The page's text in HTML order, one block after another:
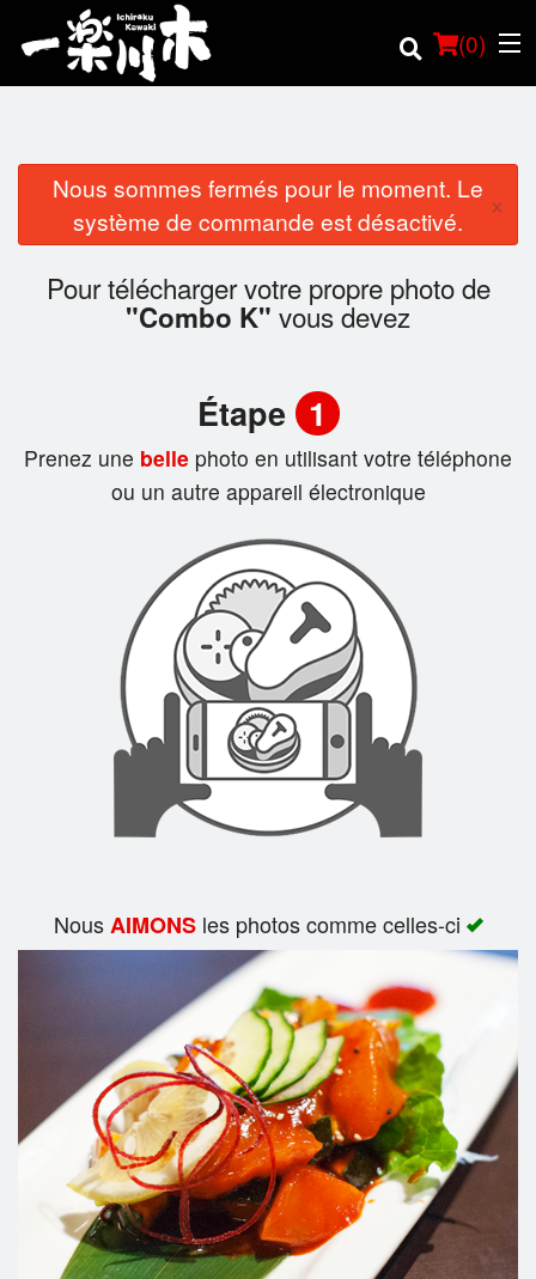
(0)
Commander en ligne
Panier (0)
Rechercher
Nous sommes fermés pour le moment. Le
système de commande est désactivé.
×
Pour télécharger votre propre photo de
"Combo K" vous devez
Étape 1
Prenez une belle photo en utilisant votre téléphone
ou un autre appareil électronique
NousAIMONSles photos comme celles-ci